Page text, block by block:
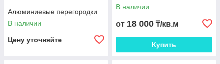
Алюминиевые перегородки
В наличии
Цену уточняйте
В наличии
от 18 000 ₸/кв.м
Купить